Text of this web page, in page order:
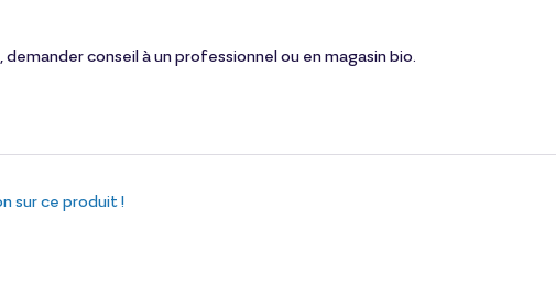
conseil à un professionnel ou en magasin bio.
sur ce produit !